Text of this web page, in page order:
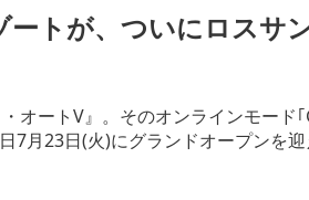
トが、ついにロスサ
ートV』。そのオンラインモード｢
月23日(火)にグランドオープンを迎